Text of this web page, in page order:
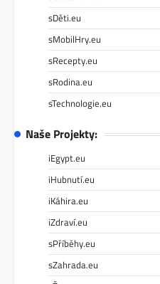
sDěti.eu
sMobilHry.eu
sRecepty.eu
sRodina.eu
sTechnologie.eu
Naše Projekty:
iEgypt.eu
iHubnutí.eu
iKáhira.eu
iZdraví.eu
sPříběhy.eu
sZahrada.eu